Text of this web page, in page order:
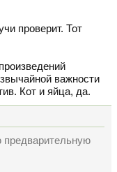
проверит. Тот
важности
Кот и яйца, да.
предварительную